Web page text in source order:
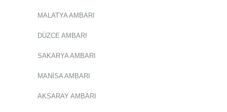
MALATYA AMBARI
DÜZCE AMBARI
SAKARYA AMBARI
MANİSA AMBARI
AKSARAY AMBARI